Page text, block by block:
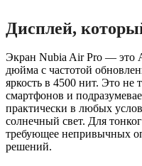
Дисплей,
Экран Nubia Air Pro — это
дюйма с частотой
яркость в 4500 нит. Это не
смартфонов и
практически в любых
солнечный свет. Для
требующее непривычных
решений.